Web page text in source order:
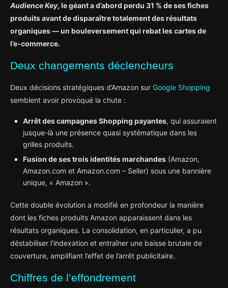
Audience Key, le géant a d’abord perdu 31 % de ses fiches
produits avant de disparaître totalement des résultats
organiques — un bouleversement qui rebat les cartes de
l’e-commerce.
Deux changements déclencheurs
Deux décisions stratégiques d’Amazon sur Google Shopping
semblent avoir provoqué la chute :
Arrêt des campagnes Shopping payantes, qui assuraient
jusque-là une présence quasi systématique dans les
grilles produits.
Fusion de ses trois identités marchandes (Amazon,
Amazon.com et Amazon.com – Seller) sous une bannière
unique, « Amazon ».
Cette double évolution a modifié en profondeur la manière
dont les fiches produits Amazon apparaissent dans les
résultats organiques. La consolidation, en particulier, a pu
déstabiliser l’indexation et entraîner une baisse brutale de
couverture, amplifiant l’effet de l’arrêt publicitaire.
Chiffres de l’effondrement